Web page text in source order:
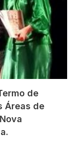
de
Áreas de